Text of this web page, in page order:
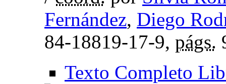
Fernández, Diego
84-18819-17-9, págs.
Texto Completo